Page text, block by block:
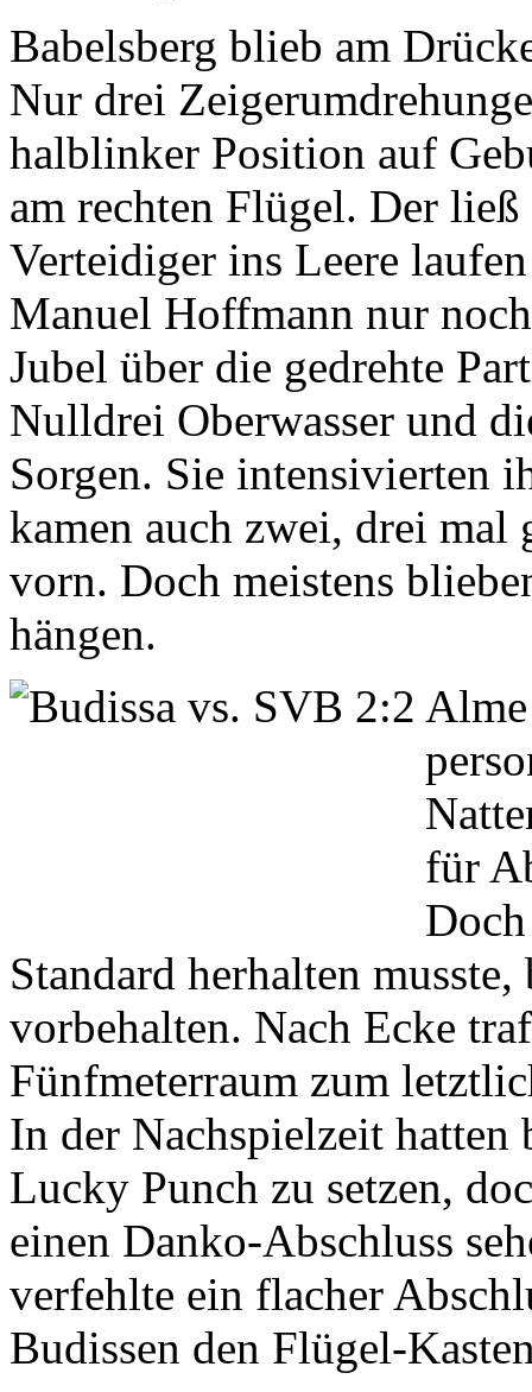
Babelsberg blieb am
Nur drei
halblinker Position auf
am rechten Flügel. Der
Verteidiger ins Leere
Manuel Hoffmann nur
Jubel über die gedrehte
Nulldrei Oberwasser und
Sorgen. Sie intensivierten
kamen auch zwei, drei mal
vorn. Doch meistens
hängen.
für
Standard herhalten
vorbehalten. Nach Ecke
Fünfmeterraum zum
In der Nachspielzeit
Lucky Punch zu setzen,
einen Danko-Abschluss
verfehlte ein flacher
Budissen den Flügel-